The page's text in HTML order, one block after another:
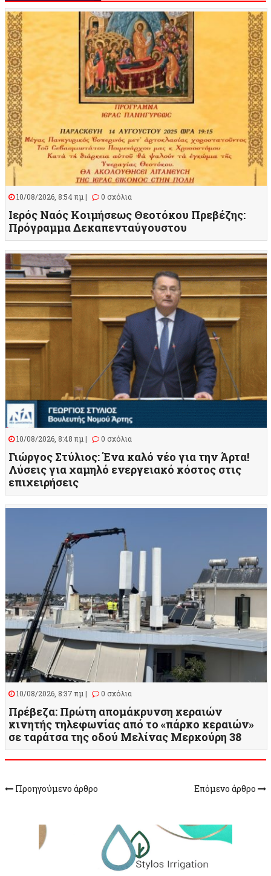
10/08/2026, 8:54 πμ | 0 σχόλια
Ιερός Ναός Κοιμήσεως Θεοτόκου Πρεβέζης:
Πρόγραμμα Δεκαπενταύγουστου
10/08/2026, 8:48 πμ | 0 σχόλια
Γιώργος Στύλιος: Ένα καλό νέο για την Άρτα!
Λύσεις για χαμηλό ενεργειακό κόστος στις
επιχειρήσεις
10/08/2026, 8:37 πμ | 0 σχόλια
Πρέβεζα: Πρώτη απομάκρυνση κεραιών
κινητής τηλεφωνίας από το «πάρκο κεραιών»
σε ταράτσα της οδού Μελίνας Μερκούρη 38
Προηγούμενο άρθρο Επόμενο άρθρο